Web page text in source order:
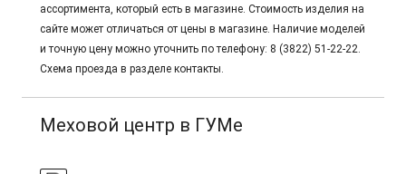
ассортимента, который есть в магазине. Стоимость изделия на
сайте может отличаться от цены в магазине. Наличие моделей
и точную цену можно уточнить по телефону: 8 (3822) 51-22-22.
Схема проезда в разделе контакты.
Меховой центр в ГУМе